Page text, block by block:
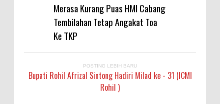
Merasa Kurang Puas HMI Cabang
Tembilahan Tetap Angakat Toa
Ke TKP
POSTING LEBIH BARU
Bupati Rohil Afrizal Sintong Hadiri Milad ke - 31 (ICMI
Rohil )